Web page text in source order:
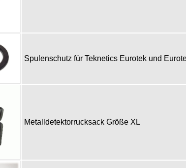
Spulenschutz für Teknetics Eurotek und
Metalldetektorrucksack Größe XL